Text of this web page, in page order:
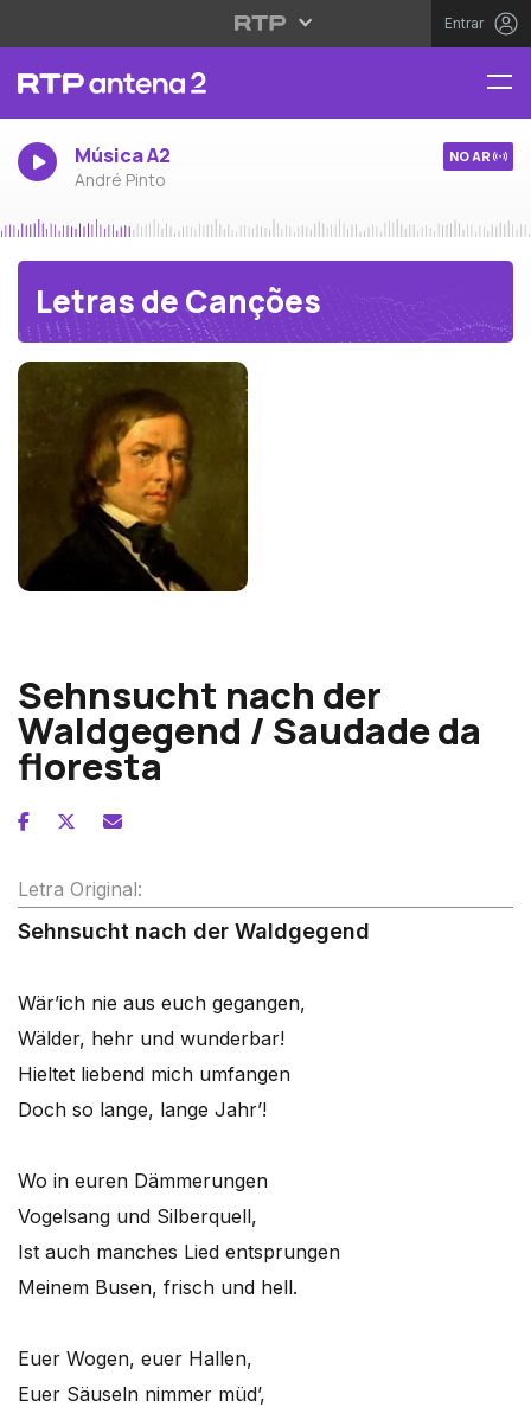
Entrar
Música A2
André Pinto
NO AR
Letras de Canções
Sehnsucht nach der
Waldgegend / Saudade da
floresta
Letra Original:
Sehnsucht nach der Waldgegend
Wär’ich nie aus euch gegangen,
Wälder, hehr und wunderbar!
Hieltet liebend mich umfangen
Doch so lange, lange Jahr’!
Wo in euren Dämmerungen
Vogelsang und Silberquell,
Ist auch manches Lied entsprungen
Meinem Busen, frisch und hell.
Euer Wogen, euer Hallen,
Euer Säuseln nimmer müd’,